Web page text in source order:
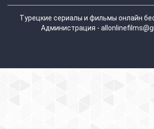
Турецкие сериалы и фильмы онлайн
Администрация -